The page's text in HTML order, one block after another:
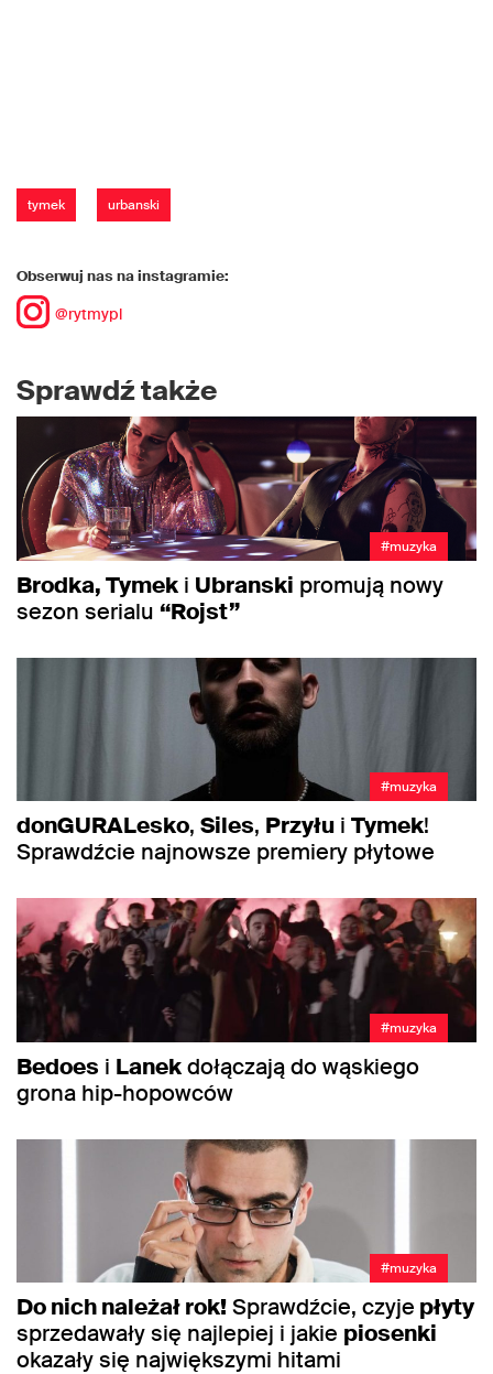
tymek urbanski
Obserwuj nas na instagramie:
@rytmypl
Sprawdź także
#muzyka
Brodka, Tymek i Ubranski promują nowy
sezon serialu “Rojst”
#muzyka
donGURALesko, Siles, Przyłu i Tymek!
Sprawdźcie najnowsze premiery płytowe
#muzyka
Bedoes i Lanekdołączają do wąskiego
grona hip-hopowców
#muzyka
Do nich należał rok!Sprawdźcie, czyje płyty
sprzedawały się najlepiej i jakie piosenki
okazały się największymi hitami